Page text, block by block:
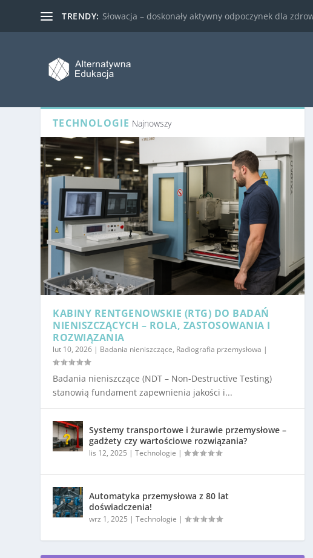
TRENDY: Słowacja – doskonały aktywny odpoczynek dla
TECHNOLOGIE Najnowszy
KABINY RENTGENOWSKIE (RTG) DO BADAŃ
NIENISZCZĄCYCH – ROLA, ZASTOSOWANIA I
ROZWIĄZANIA
lut 10, 2026 | Badania nieniszczące, Radiografia przemysłowa |
Badania nieniszczące (NDT – Non-Destructive Testing)
stanowią fundament zapewnienia jakości i...
Systemy transportowe i żurawie przemysłowe –
gadżety czy wartościowe rozwiązania?
lis 12, 2025 |Technologie |
Automatyka przemysłowa z 80 lat
doświadczenia!
wrz 1, 2025 |Technologie |